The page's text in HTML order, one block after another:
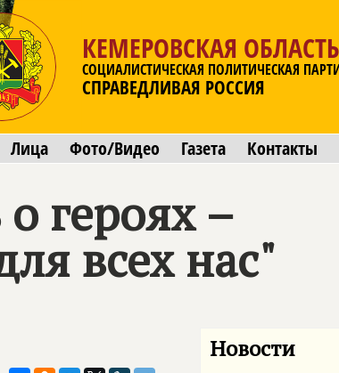
КЕМЕРОВСКАЯ
СОЦИАЛИСТИЧЕСКАЯ ПОЛИТИЧЕСКАЯ
СПРАВЕДЛИВАЯ РОССИЯ
Лица Фото/Видео Газета Контакты
героях –
всех нас"
Новости